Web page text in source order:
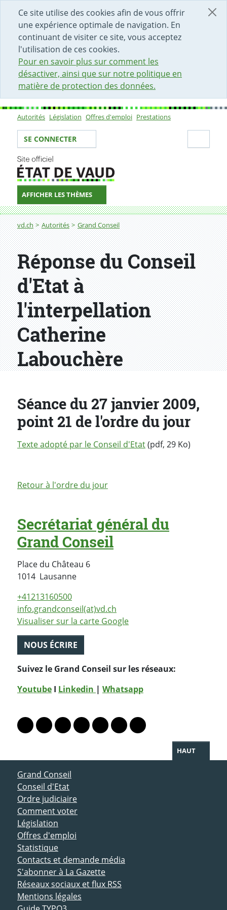
Ce site utilise des cookies afin de vous offrir
une expérience optimale de navigation. En
continuant de visiter ce site, vous acceptez
l'utilisation de ces cookies.
Pour en savoir plus sur comment les
désactiver, ainsi que sur notre politique en
matière de protection des données.
DÉBUT DU CONTENU DE LA PAGE
ACCÈS AU CHAMP DE RECHERCHE
PAGE D'ACCUEIL
FORMULAIRE DE CONTACT
Sous-navigation
Autorités Législation Offres d'emploi Prestations
Votre identité
SE CONNECTER
AFFICHER LES THÈMES
Fil d'Ariane
vd.ch Autorités Grand Conseil
Réponse du Conseil
d'Etat à
l'interpellation
Catherine
Labouchère
Séance du 27 janvier 2009,
point 21 de l'ordre du jour
Texte adopté par le Conseil d'Etat(pdf, 29 Ko)
Retour à l'ordre du jour
Secrétariat général du
Grand Conseil
Place du Château 6
1014 LausanneSuisse
+41213160500
info.grandconseil(at)vd.ch
Visualiser sur la carte Google
NOUS ÉCRIRE
Suivez le Grand Conseil sur les réseaux:
Youtube I Linkedin | Whatsapp
Lien vers le profil Mastodon
Lien vers le profil Bluesky
Lien vers le profil Instagram
Lien vers le profil Linkedin
Lien vers le profil Facebook
Lien vers le profil Twitter
Partager par WhatsApp
HAUT
ACCÈS DIRECT
Grand Conseil
Conseil d'Etat
Ordre judiciaire
Comment voter
Législation
Offres d'emploi
Statistique
Contacts et demande média
S'abonner à La Gazette
Réseaux sociaux et flux RSS
Mentions légales